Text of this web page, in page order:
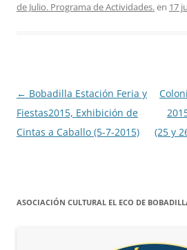
de Julio. Programa de Actividades.en 17
Navegación
de
entradas
← Bobadilla Estación Feria y
Fiestas2015, Exhibición de
Cintas a Caballo (5-7-2015)
(25 y
ASOCIACIÓN CULTURAL EL ECO DE